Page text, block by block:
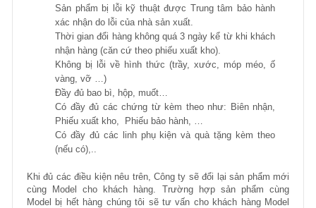
Sản phẩm bị lỗi kỹ thuật được Trung tâm bảo hành
xác nhận do lỗi của nhà sản xuất.
Thời gian đổi hàng không quá 3 ngày kể từ khi khách
nhận hàng (căn cứ theo phiếu xuất kho).
Không bị lỗi về hình thức (trầy, xước, móp méo, ố
vàng, vỡ …)
Đầy đủ bao bì, hộp, muốt…
Có đầy đủ các chứng từ kèm theo như: Biên nhận,
Phiếu xuất kho, Phiếu bảo hành, …
Có đầy đủ các linh phụ kiện và quà tặng kèm theo
(nếu có),..
Khi đủ các điều kiện nêu trên, Công ty sẽ đổi lại sản phẩm mới
cùng Model cho khách hàng. Trường hợp sản phẩm cùng
Model bị hết hàng chúng tôi sẽ tư vấn cho khách hàng Model